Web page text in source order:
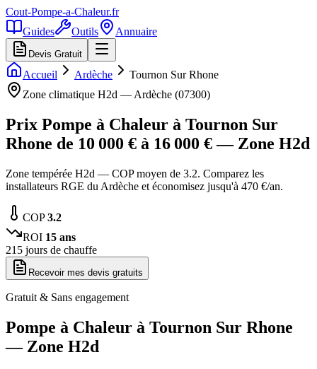
Cout-Pompe-a-Chaleur.fr
Guides
Outils Annuaire
Devis Gratuit
Accueil Ardèche
Tournon Sur Rhone
Zone climatique H2d — Ardèche (07300)
Prix Pompe à Chaleur à Tournon Sur
Rhone de 10 000 € à 16 000 € — Zone H2d
Zone tempérée H2d — COP moyen de 3.2. Comparez les
installateurs RGE du Ardèche et économisez jusqu'à 470 €/an.
COP3.2
ROI 15 ans
215 jours de chauffe
Recevoir mes devis gratuits
Gratuit & Sans engagement
Pompe à Chaleur à Tournon Sur Rhone
— Zone H2d